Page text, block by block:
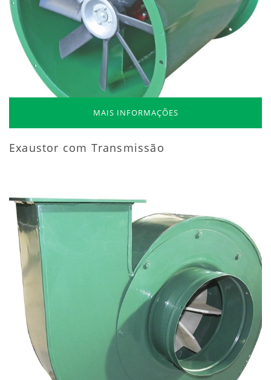
MAIS INFORMAÇÕES
Exaustor com Transmissão